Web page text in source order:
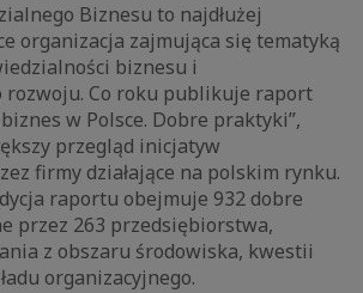
Biznesu to najdłużej
organizacja zajmująca się tematyką
biznesu i
rozwoju. Co roku publikuje raport
w Polsce. Dobre praktyki”,
przegląd inicjatyw
firmy działające na polskim rynku.
raportu obejmuje 932 dobre
przez 263 przedsiębiorstwa,
z obszaru środowiska, kwestii
organizacyjnego.